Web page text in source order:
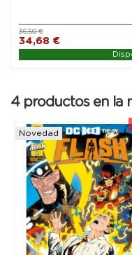
34,68 €
36,50 €
4 productos en la
Novedad